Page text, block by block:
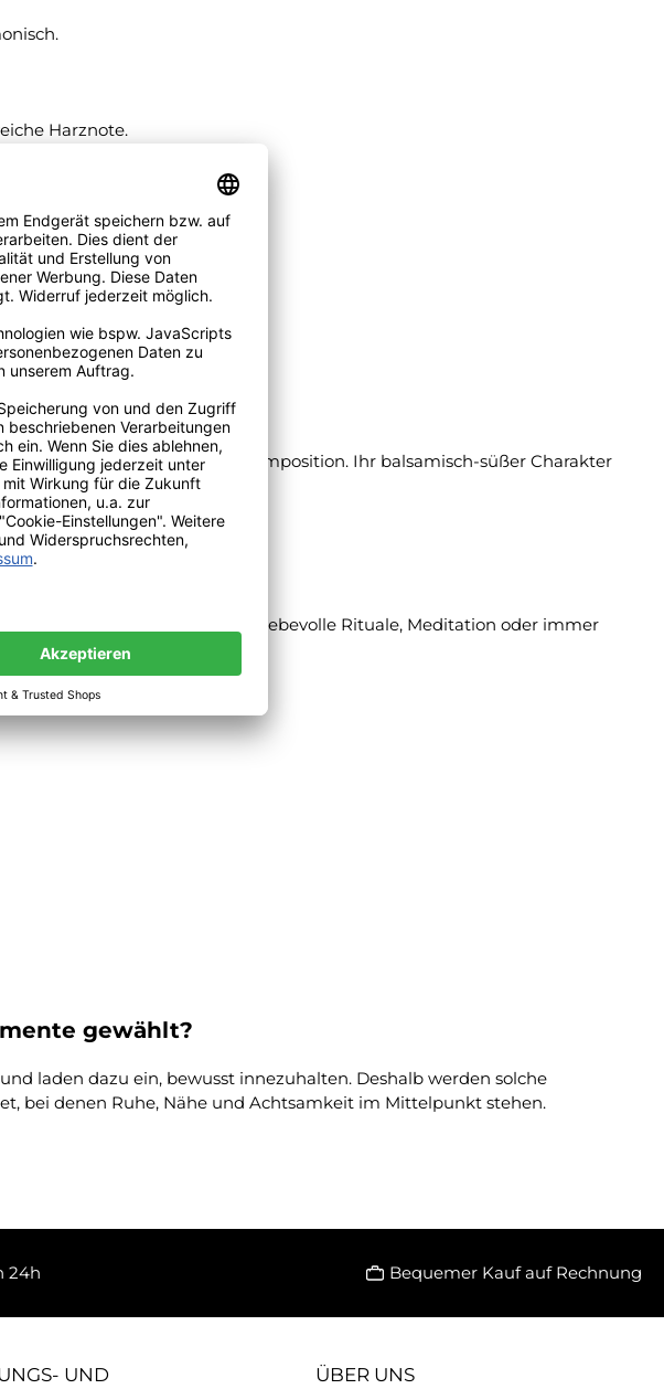
Harznote.
auf harmonische Weise.
behagliche Wärme.
warmen, sinnlichen Duftkomposition. Ihr balsamisch-süßer Charakter
für romantische Abende, liebevolle Rituale, Meditation oder immer
gewählt?
laden dazu ein, bewusst innezuhalten. Deshalb werden solche
bei denen Ruhe, Nähe und Achtsamkeit im Mittelpunkt stehen.
24h Bequemer Kauf auf Rechnung
UND
ÜBER UNS